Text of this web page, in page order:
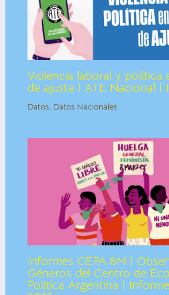
Violencia laboral y política
de ajuste | ATE Nacional |
Datos, Datos Nacionales
Informes CEPA 8M |
Géneros del Centro de
Política Argentina |